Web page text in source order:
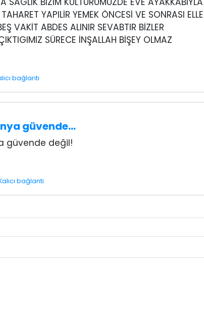
YAPILİR YEMEK ÖNCESİ VE SONRASI
VAKİT ABDES ALINIR SEVABTIR BİZLER
SÜRECE İNŞALLAH BİŞEY OLMAZ
bağlantı
güvende…
güvende değil!
bağlantı